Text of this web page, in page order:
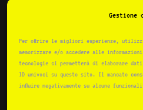
Gestione
Per offrire le migliori esperienze,
memorizzare e/o accedere alle
tecnologie ci permetterà di elaborare dati
ID univoci su questo sito. Il mancato
influire negativamente su alcune